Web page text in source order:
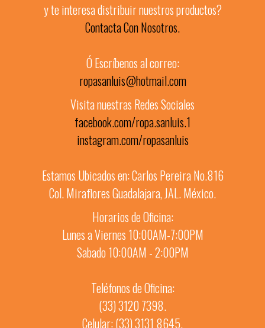
y te interesa distribuir nuestros productos?
Contacta Con Nosotros.
Ó Escríbenos al correo:
ropasanluis@hotmail.com
Visita nuestras Redes Sociales
facebook.com/ropa.sanluis.1
instagram.com/ropasanluis
Estamos Ubicados en: Carlos Pereira No.816
Col. Miraflores Guadalajara, JAL. México.
Horarios de Oficina:
Lunes a Viernes 10:00AM-7:00PM
Sabado 10:00AM - 2:00PM
Teléfonos de Oficina:
(33) 3120 7398.
Celular: (33) 3131 8645.